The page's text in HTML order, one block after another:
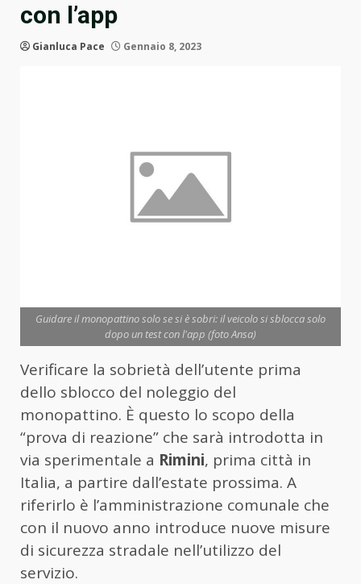
con l’app
Gianluca Pace Gennaio 8, 2023
Guidare il monopattino solo se si è sobri: il veicolo si sblocca solo
dopo un test con l'app (foto Ansa)
Verificare la sobrietà dell’utente prima
dello sblocco del noleggio del
monopattino. È questo lo scopo della
“prova di reazione” che sarà introdotta in
via sperimentale a Rimini, prima città in
Italia, a partire dall’estate prossima. A
riferirlo è l’amministrazione comunale che
con il nuovo anno introduce nuove misure
di sicurezza stradale nell’utilizzo del
servizio.